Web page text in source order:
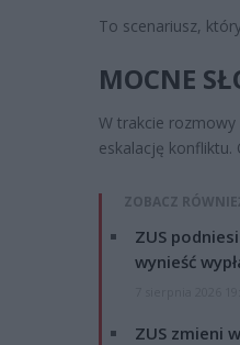
To scenariusz,
MOCNE
W trakcie rozmowy
eskalację konfliktu.
ZOBACZ
ZUS
wynieść
ZUS zmieni